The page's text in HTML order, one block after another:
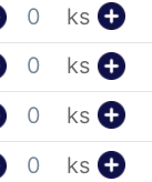
ks
ks
ks
ks